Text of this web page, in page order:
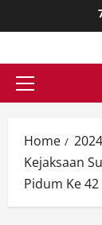
to
Primary
Home 2024
Kejaksaan
Pidum Ke